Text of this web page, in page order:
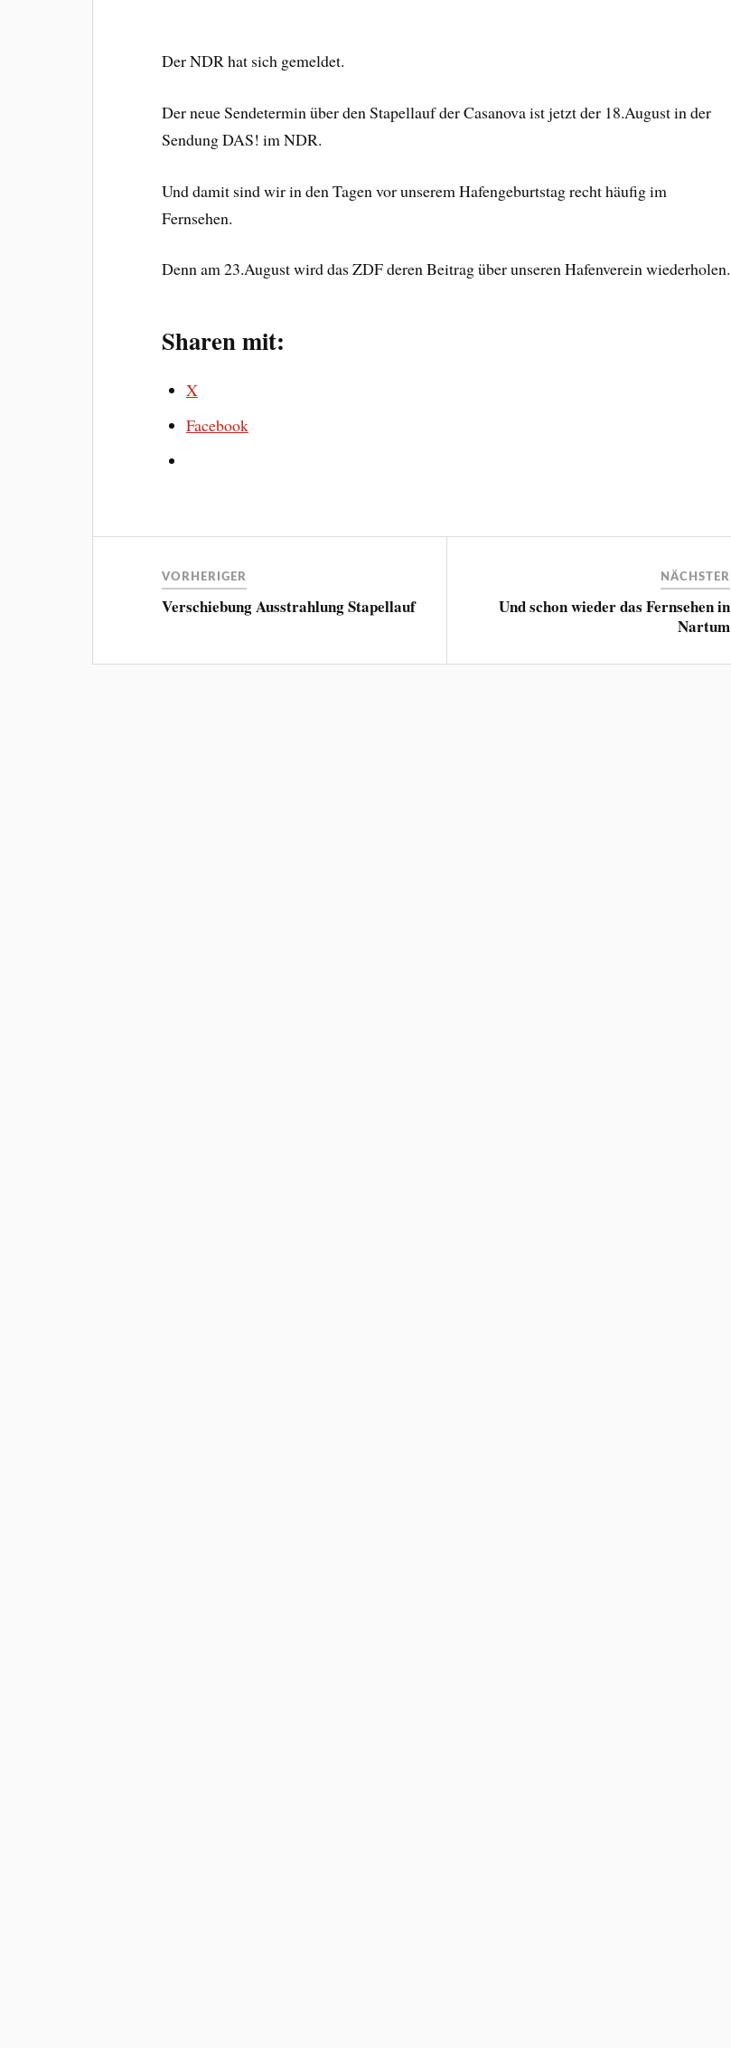
Der NDR hat sich gemeldet.
Der neue Sendetermin über den Stapellauf der Casanova ist jetzt der 18.August in der
Sendung DAS! im NDR.
Und damit sind wir in den Tagen vor unserem Hafengeburtstag recht häufig im
Fernsehen.
Denn am 23.August wird das ZDF deren Beitrag über unseren Hafenverein wiederholen.
Sharen mit:
X
Facebook
VORHERIGER
Verschiebung Ausstrahlung Stapellauf
NÄCHSTER
Und schon wieder das Fernsehen in
Nartum